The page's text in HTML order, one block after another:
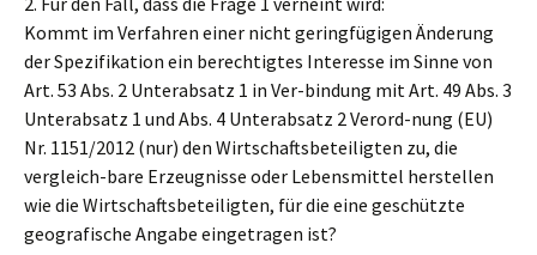
Kommt im Verfahren einer nicht geringfügigen Änderung
der Spezifikation ein berechtigtes Interesse im Sinne von
Art. 53 Abs. 2 Unterabsatz 1 in Ver-bindung mit Art. 49 Abs. 3
Unterabsatz 1 und Abs. 4 Unterabsatz 2 Verord-nung (EU)
Nr. 1151/2012 (nur) den Wirtschaftsbeteiligten zu, die
vergleich-bare Erzeugnisse oder Lebensmittel herstellen
wie die Wirtschaftsbeteiligten, für die eine geschützte
geografische Angabe eingetragen ist?